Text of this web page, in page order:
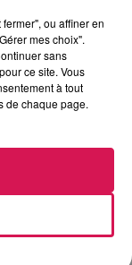
des Auditeurs
ou affiner en
mes choix".
sans
ce site. Vous
à tout
de chaque page.